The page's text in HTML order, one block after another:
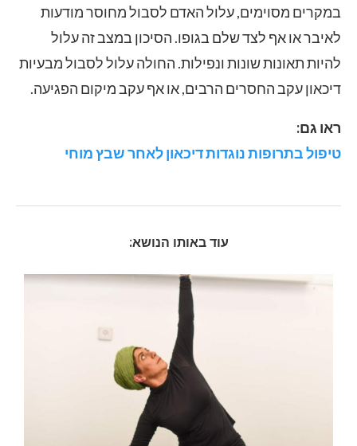
במקרים מסוימים, עלול האדם לסבול מחוסר מודעות
לאיבר או אף לצד שלם בגופו. הסיכון במצב זה עלול
להיות תאונות שונות ונפילות. החולה עלול לסבול מבעיות
דיכאון עקב החסרים הרבים, או אף עקב מיקום הפגיעה.
ראו גם:
טיפול בתרופות נוגדות דיכאון לאחר שבץ מוחי
עוד באותו הנושא: